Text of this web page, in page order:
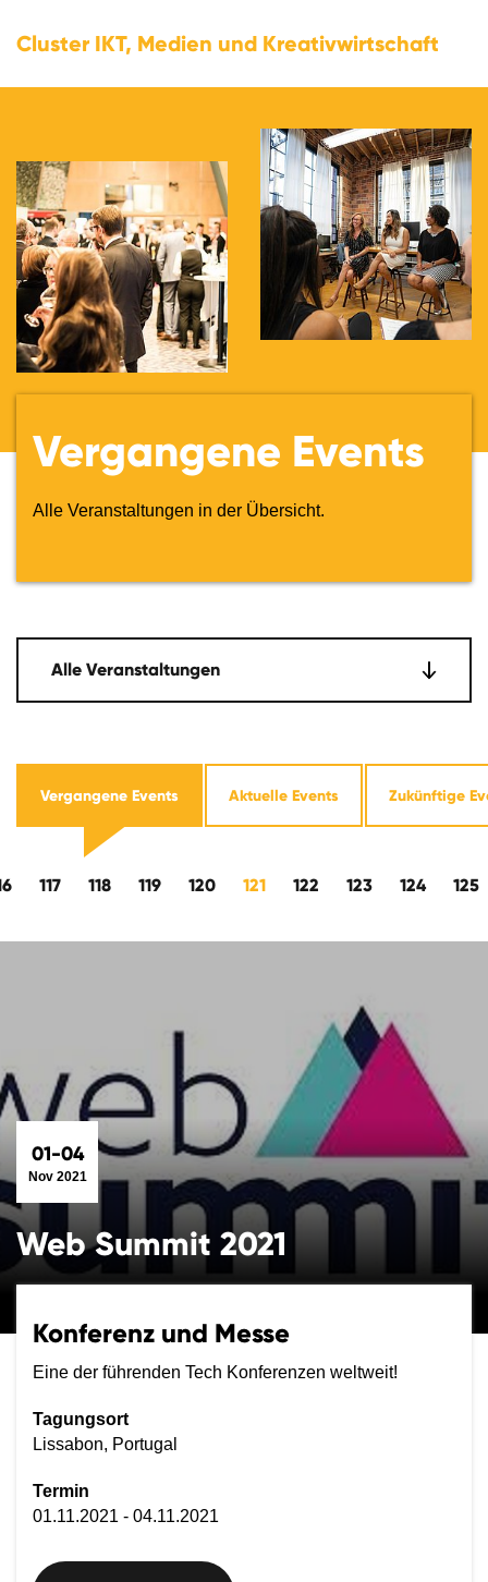
Cluster IKT, Medien und Kreativwirtschaft
Vergangene Events
Alle Veranstaltungen in der Übersicht.
Vergangene Events Aktuelle Events Zukünftige
Alle Veranstaltungen
117 118 119 120 121 122 123 124 125
01-04
Nov 2021
Web Summit 2021
Konferenz und Messe
Eine der führenden Tech Konferenzen weltweit!
Tagungsort
Lissabon, Portugal
Termin
01.11.2021 - 04.11.2021